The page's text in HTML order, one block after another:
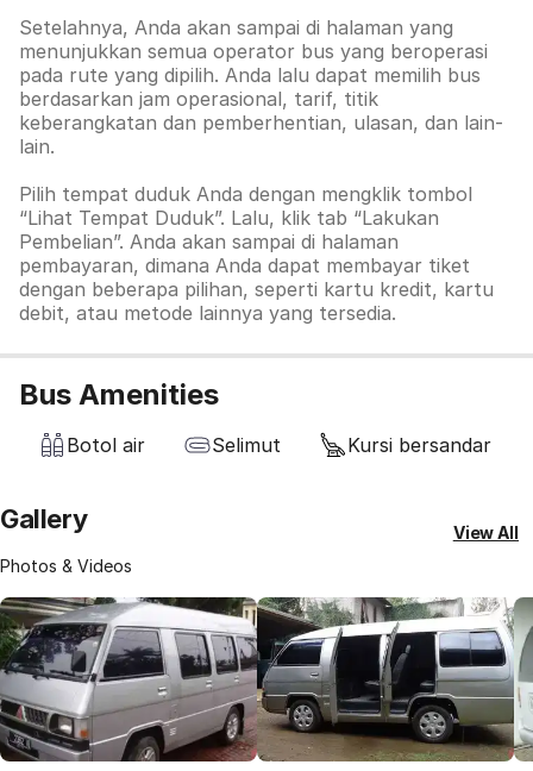
Setelahnya, Anda akan sampai di halaman yang
menunjukkan semua operator bus yang beroperasi
pada rute yang dipilih. Anda lalu dapat memilih bus
berdasarkan jam operasional, tarif, titik
keberangkatan dan pemberhentian, ulasan, dan lain-
lain.
Pilih tempat duduk Anda dengan mengklik tombol
“Lihat Tempat Duduk”. Lalu, klik tab “Lakukan
Pembelian”. Anda akan sampai di halaman
pembayaran, dimana Anda dapat membayar tiket
dengan beberapa pilihan, seperti kartu kredit, kartu
debit, atau metode lainnya yang tersedia.
Bus Amenities
Botol air Selimut Kursi bersandar
Gallery
Photos & Videos
View All